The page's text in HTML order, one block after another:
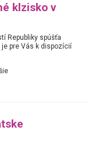
klzisko v
Republiky spúšťa
pre Vás k dispozícií